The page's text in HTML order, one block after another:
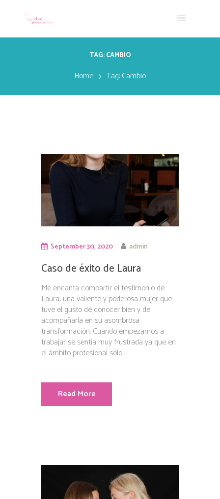
TAG: CAMBIO
Home Tag: Cambio
September 30, 2020 admin
Caso de éxito de Laura
Me encanta compartir el testimonio de
Laura, una valiente y poderosa mujer que
tuve el gusto de conocer bien y de
acompañarla en su asombrosa
transformación. Cuando empezamos a
trabajar se sentía muy frustrada ya que en
el ámbito profesional sólo...
Read More